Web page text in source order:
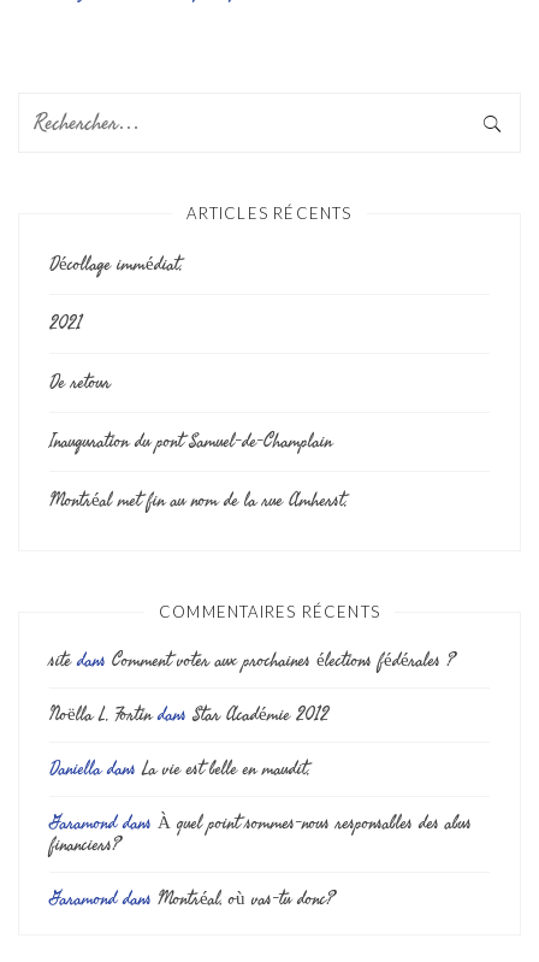
ARTICLES RÉCENTS
Décollage immédiat.
2021
De retour
Inauguration du pont Samuel-de-Champlain
Montréal met fin au nom de la rue Amherst.
COMMENTAIRES RÉCENTS
sitedans Comment voter aux prochaines élections fédérales ?
Noëlla L. FortindansStar Académie 2012
DanielladansLa vie est belle en maudit.
Garamonddans À quel point sommes-nous responsables des abus
financiers?
Garamonddans Montréal, où vas-tu donc?